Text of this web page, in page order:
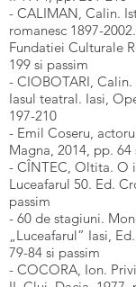
- CALIMAN, Calin.
romanesc 1897-2002
Fundatiei Culturale
199 si passim
- CIOBOTARI, Calin.
Iasul teatral. Iasi,
197-210
- Emil Coseru,
Magna, 2014, pp. 64
- CÎNTEC, Oltita. O
Luceafarul 50. Ed.
passim
- 60 de stagiuni.
„Luceafarul” Iasi,
79-84 si passim
- COCORA, Ion.